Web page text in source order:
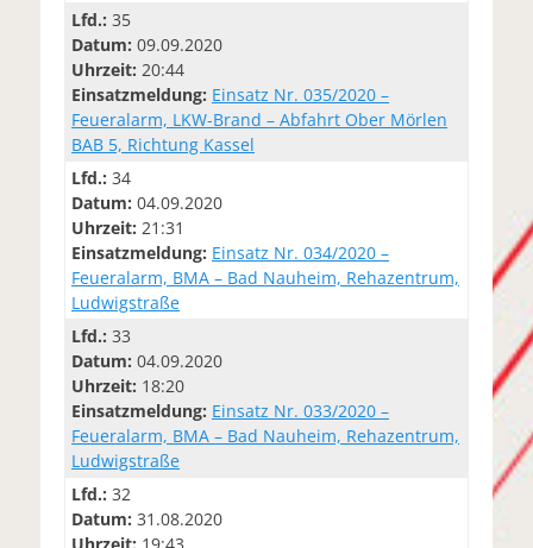
Lfd.: 35
Datum: 09.09.2020
Uhrzeit: 20:44
Einsatzmeldung: Einsatz Nr. 035/2020 –
Feueralarm, LKW-Brand – Abfahrt Ober Mörlen
BAB 5, Richtung Kassel
Lfd.: 34
Datum: 04.09.2020
Uhrzeit: 21:31
Einsatzmeldung: Einsatz Nr. 034/2020 –
Feueralarm, BMA – Bad Nauheim, Rehazentrum,
Ludwigstraße
Lfd.: 33
Datum: 04.09.2020
Uhrzeit: 18:20
Einsatzmeldung: Einsatz Nr. 033/2020 –
Feueralarm, BMA – Bad Nauheim, Rehazentrum,
Ludwigstraße
Lfd.: 32
Datum: 31.08.2020